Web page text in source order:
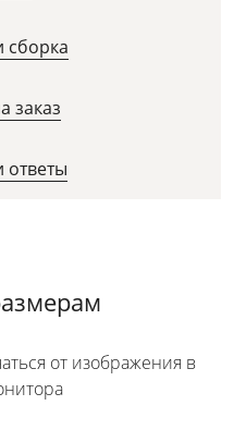
сборка
заказ
ответы
от изображения в